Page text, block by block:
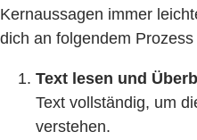
Kernaussagen immer
dich an folgendem
Text lesen und
Text vollständig, um
verstehen.